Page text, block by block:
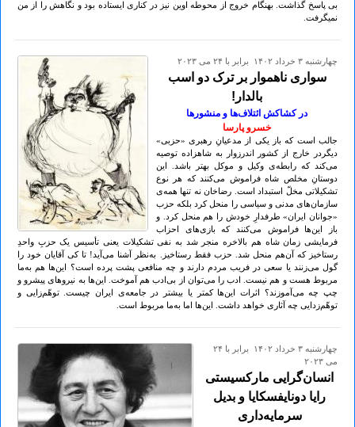
بی پاسخ گذاشت. بهنگام خروج از محوطه اوین نیز در کناری ایستاده بود و نگاهش را از من
نمیگرفت.
چهارشنبه ۳ خرداد ۱۴۰۲ برابر با ۲۴ می ۲۰۲۳
سواری ناهموار بر ترک دو اسب
بالدار!
در کشاکش ائتلاف‌ها و منشورها
خسرو پارسا
جالب است که باز یکی از مدعیانِ رهبری «حزبی»
دیگردر خارج از کشور اندرزوار به شاهزاده توصیه
می‌کند که رابطه‌ی وکیل و موکل بهتر باشد. این
دوستانِ مخلص شاه فراموش می‌کنند که هر نوع
تشکیلاتی مخلّ استبداد است. رضاخان نه تنها همه‌ی
سازمان‌های مدنی و سیاسی را منحل کرد بلکه حزب
«جوانان ایران» طرفدارِ خودش را هم منحل کرد. و
باز این‌ها فراموش می‌کنند که بازی‌های احزاب
فرمایشی زمان شاه هم بالاخره منجر شد به نفی تشکیلات یعنی تأسیس یک حزبِ واحدِ
رستاخیز که آن‌هم منحل شد. حزب فقط رستاخیز. به‌نظر آشنا می‌آید! تا کی آقایان خود را
گول می‌زنند یا سعی در فریب مردم دارند و چه منافعی پشت پرده است؟ این‌ها هم به‌ما
مربوط هست و هم نیست. ادب را می‌توان از بی‌ادب هم آموخت. این‌ها به نیروهای پیشرو و
چپ چه می‌آموزند؟ اثرات این‌ها کمتر یا بیشتر در جامعه‌ی ایران چیست. توهّم‌زایی و
توهّم‌زدایی چه آثاری خواهد داشت. این‌ها اما به‌ما مربوط است.
چهارشنبه ۳ خرداد ۱۴۰۲ برابر با ۲۴
می ۲۰۲۳
انسان‌گرایی مارکسیستی
رایا دونایفسکایا و بدیل
سرمایه‌داری